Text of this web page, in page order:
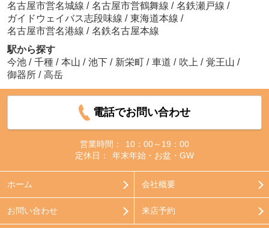
名古屋市営名城線 / 名古屋市営鶴舞線 / 名鉄瀬戸線 /
ガイドウェイバス志段味線 / 東海道本線 /
名古屋市営名港線 / 名鉄名古屋本線
駅から探す
今池 / 千種 / 本山 / 池下 / 新栄町 / 車道 / 吹上 / 覚王山 /
御器所 / 高岳
電話でお問い合わせ
営業時間：
10：00～19：00
定休日：
年末年始・お盆・GW
ホーム 会社概要
お問い合わせ 来店予約